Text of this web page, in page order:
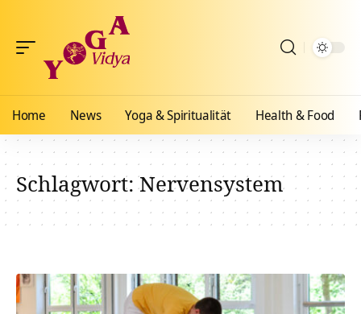
Home News Yoga & Spiritualität Health & Food
Schlagwort:Nervensystem